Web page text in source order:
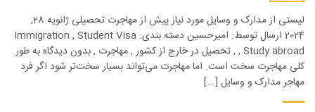
لیستی از مدارک و وسایل مورد نیاز پیش از مهاجرت تحصیلی ژانویه 28,
2024 ارسال توسط: امیرحسین دسته بندی: Immigration , Student Visa
, Study abroad , تحصیل در خارج از کشور , مهاجرت , بدون دیدگاه به طور
کلی مهاجرت سخت است. اما مهاجرت می‌تواند بسیار سخت‌تر شود اگر فرد
مهاجر مدارک و وسایل [...]